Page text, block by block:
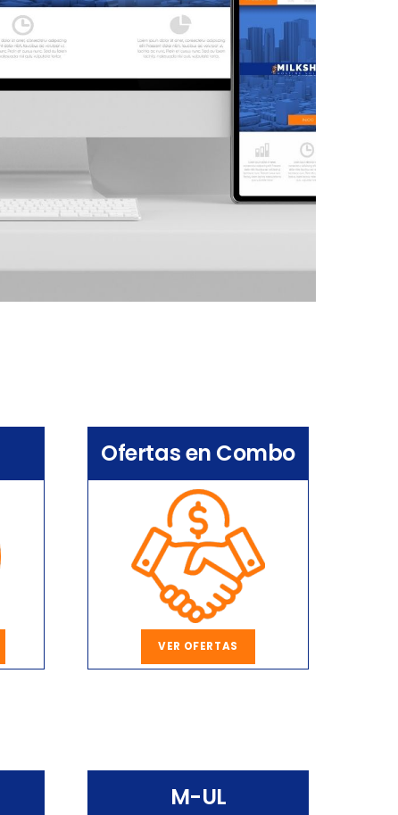
Ofertas en Combo
VER OFERTAS
M-UL